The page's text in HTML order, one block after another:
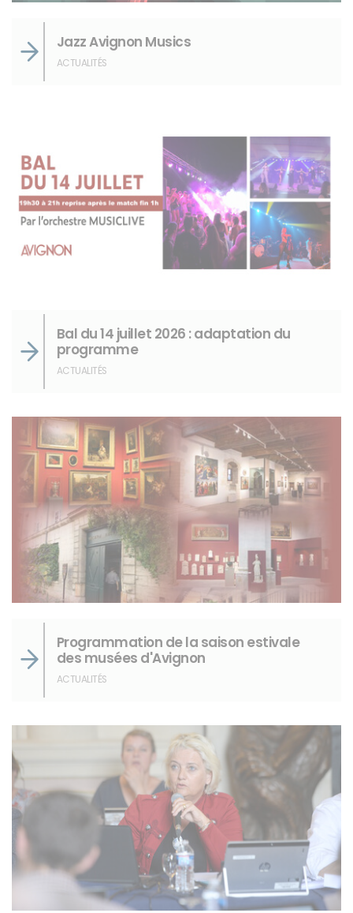
Jazz Avignon Musics
ACTUALITÉS
Bal du 14 juillet 2026 : adaptation du
programme
ACTUALITÉS
Programmation de la saison estivale
des musées d'Avignon
ACTUALITÉS